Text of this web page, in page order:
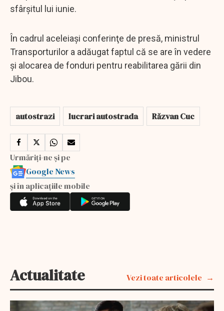
sfârşitul lui iunie.
În cadrul aceleiaşi conferinţe de presă, ministrul
Transporturilor a adăugat faptul că se are în vedere
şi alocarea de fonduri pentru reabilitarea gării din
Jibou.
autostrazi lucrari autostrada Răzvan Cuc
Urmăriți-ne și pe
Google News
și în aplicațiile mobile
Actualitate Vezi toate articolele